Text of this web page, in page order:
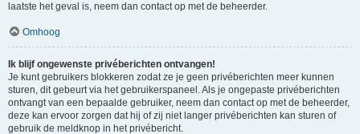
laatste het geval is, neem dan contact op met de beheerder.
Omhoog
Ik blijf ongewenste privéberichten ontvangen!
Je kunt gebruikers blokkeren zodat ze je geen privéberichten meer kunnen
sturen, dit gebeurt via het gebruikerspaneel. Als je ongepaste privéberichten
ontvangt van een bepaalde gebruiker, neem dan contact op met de beheerder,
deze kan ervoor zorgen dat hij of zij niet langer privéberichten kan sturen of
gebruik de meldknop in het privébericht.